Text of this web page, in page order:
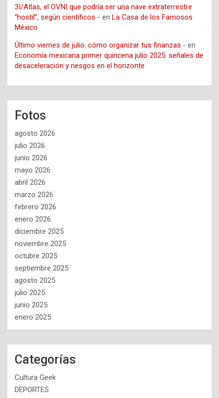
3I/Atlas, el OVNI que podría ser una nave extraterrestre
“hostil”, según científicos - en La Casa de los Famosos
México
Último viernes de julio: cómo organizar tus finanzas - en
Economía mexicana primer quincena julio 2025: señales de
desaceleración y riesgos en el horizonte
Fotos
agosto 2026
julio 2026
junio 2026
mayo 2026
abril 2026
marzo 2026
febrero 2026
enero 2026
diciembre 2025
noviembre 2025
octubre 2025
septiembre 2025
agosto 2025
julio 2025
junio 2025
enero 2025
Categorías
Cultura Geek
DEPORTES